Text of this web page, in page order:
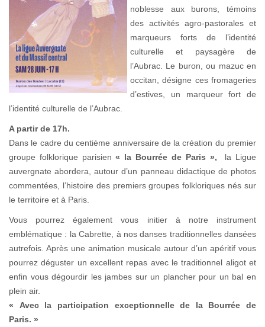
noblesse aux burons, témoins
des activités agro-pastorales et
marqueurs forts de l’identité
culturelle et paysagère de
l’Aubrac. Le buron, ou mazuc en
occitan, désigne ces fromageries
d’estives, un marqueur fort de
l’identité culturelle de l’Aubrac.
A partir de 17h.
Dans le cadre du centième anniversaire de la création du premier
groupe folklorique parisien« la Bourrée de Paris »,
la Ligue
auvergnate abordera, autour d’un panneau didactique de photos
commentées, l’histoire des premiers groupes folkloriques nés sur
le territoire et à Paris.
Vous pourrez également vous initier à notre instrument
emblématique : la Cabrette, à nos danses traditionnelles dansées
autrefois. Après une animation musicale autour d’un apéritif vous
pourrez déguster un excellent repas avec le traditionnel aligot et
enfin vous dégourdir les jambes sur un plancher pour un bal en
plein air.
« Avec la participation exceptionnelle de la Bourrée de
Paris. »